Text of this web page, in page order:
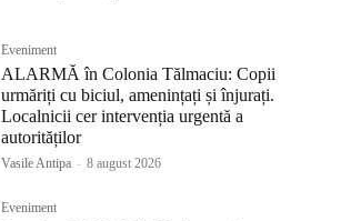
Eveniment
ALARMĂ în Colonia Tălmaciu: Copii
urmăriți cu biciul, amenințați și înjurați.
Localnicii cer intervenția urgentă a
autorităților
Vasile Antipa - 8 august 2026
Eveniment